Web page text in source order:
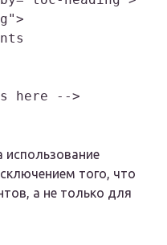
here -->
того, что
а не только для